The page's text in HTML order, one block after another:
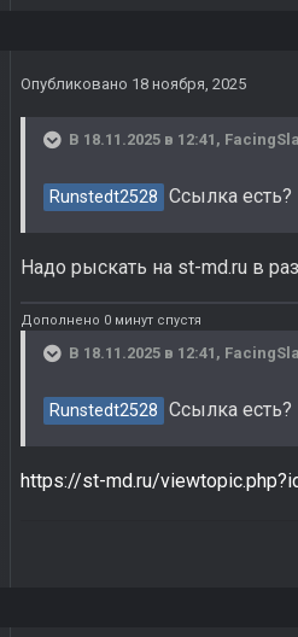
Опубликовано 18 ноября, 2025
В 18.11.2025 в 12:41,
Runstedt2528 Ссылка есть?
Надо рыскать на st-md.ru в
Дополнено 0 минут спустя
В 18.11.2025 в 12:41,
Runstedt2528 Ссылка есть?
https://st-md.ru/